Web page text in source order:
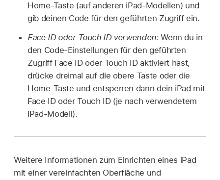
Home-Taste (auf anderen iPad-Modellen) und
gib deinen Code für den geführten Zugriff ein.
Face ID oder Touch ID verwenden:Wenn du in
den Code-Einstellungen für den geführten
Zugriff Face ID oder Touch ID aktiviert hast,
drücke dreimal auf die obere Taste oder die
Home-Taste und entsperren dann dein iPad mit
Face ID oder Touch ID (je nach verwendetem
iPad-Modell).
Weitere Informationen zum Einrichten eines iPad
mit einer vereinfachten Oberfläche und